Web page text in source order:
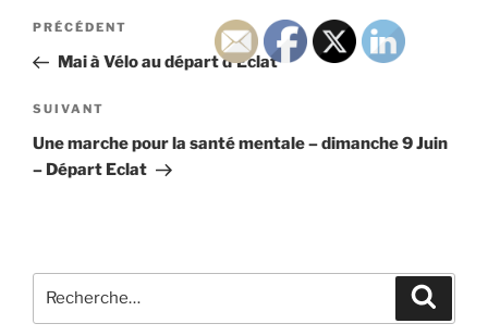
Navigation
l’article
Article
précédent
PRÉCÉDENT
Mai à Vélo au départ d’Eclat
Article
suivant
SUIVANT
Une marche pour la santé mentale – dimanche 9 Juin
– Départ Eclat
pour